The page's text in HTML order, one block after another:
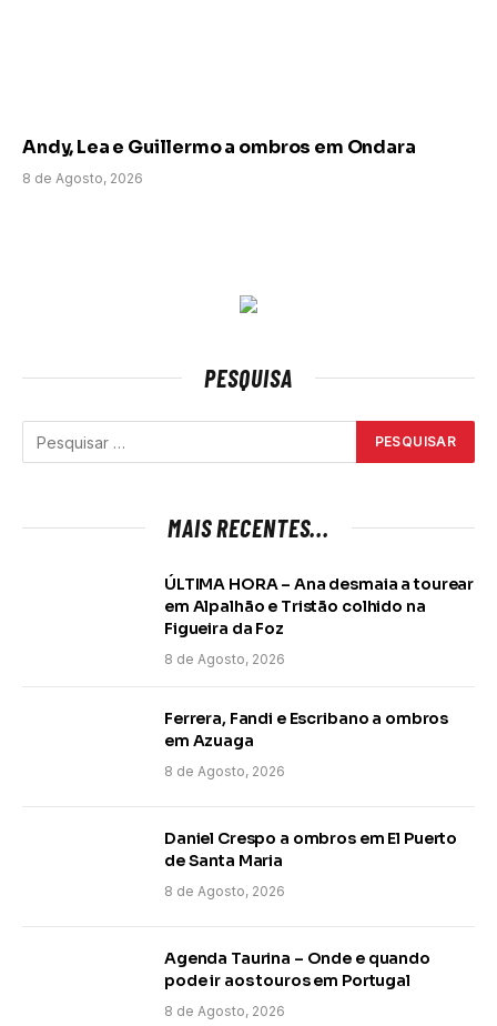
Andy, Lea e Guillermo a ombros em Ondara
8 de Agosto, 2026
PESQUISA
MAIS RECENTES...
ÚLTIMA HORA – Ana desmaia a tourear
em Alpalhão e Tristão colhido na
Figueira da Foz
8 de Agosto, 2026
Ferrera, Fandi e Escribano a ombros
em Azuaga
8 de Agosto, 2026
Daniel Crespo a ombros em El Puerto
de Santa Maria
8 de Agosto, 2026
Agenda Taurina – Onde e quando
pode ir aos touros em Portugal
8 de Agosto, 2026